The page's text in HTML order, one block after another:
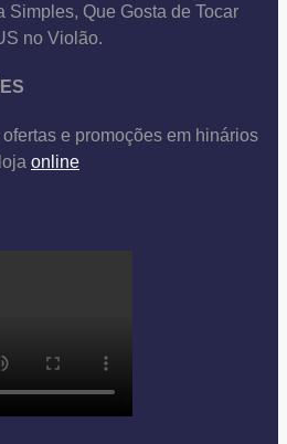
Simples, Que Gosta de Tocar
no Violão.
e promoções em hinários
online